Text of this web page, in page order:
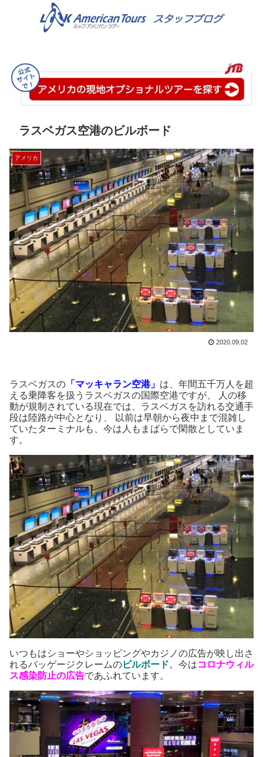
ラスベガス空港のビルボード
アメリカ
2020.09.02
ラスベガスの 「マッキャラン空港」 は 、年間五千万人を超
える乗降客を扱うラスベガスの国際空港ですが、
人の移
動が規制されている現在では、ラスベガスを訪れる交通手
段は陸路が中心となり、 以前は早朝から夜中まで混雑し
ていた ターミナルも 、今は人もまばらで閑散としていま
す。
いつもはショーやショッピングやカジノの広告が映し出さ
れるバッゲージクレームのビルボード。今はコロナウィル
ス感染防止の広告であふれています。